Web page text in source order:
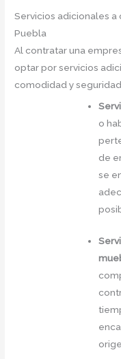
Servicios adicionales a
Puebla
Al contratar una
optar por servicios
comodidad y
o
de
se